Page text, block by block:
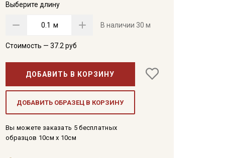
Выберите длину
м В наличии 30 м
Стоимость — 37.2 руб
ДОБАВИТЬ В КОРЗИНУ
ДОБАВИТЬ ОБРАЗЕЦ В КОРЗИНУ
Вы можете заказать 5 бесплатных
образцов 10см x 10см